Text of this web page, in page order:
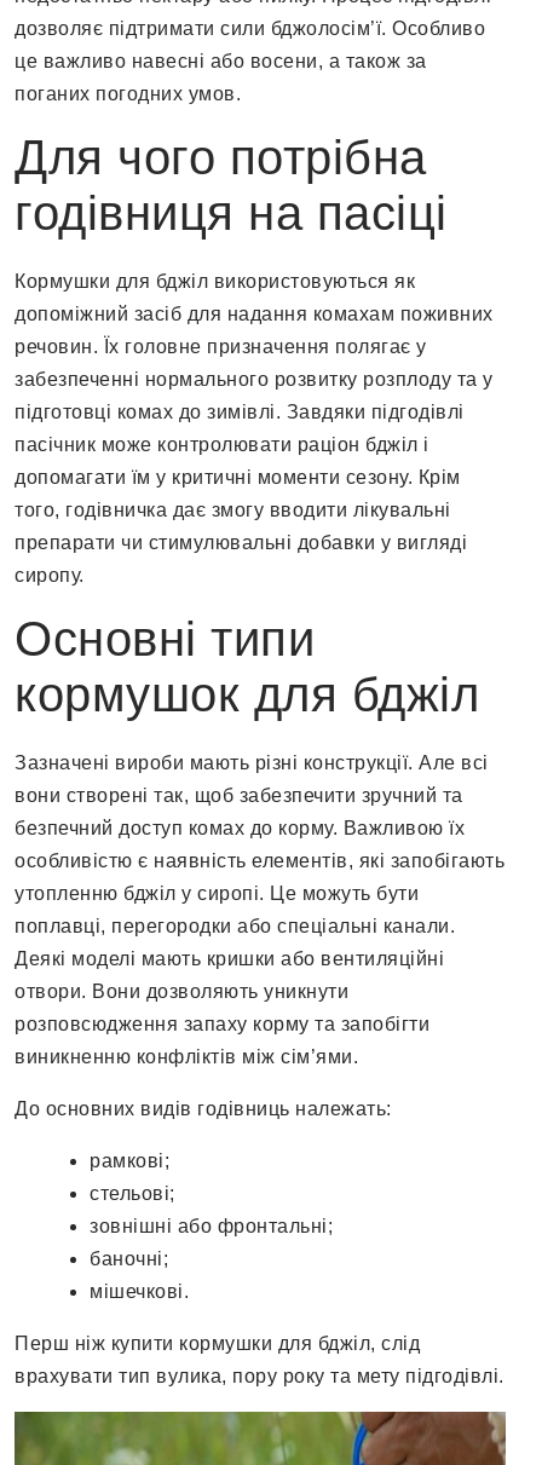
дозволяє підтримати сили бджолосім’ї. Особливо
це важливо навесні або восени, а також за
поганих погодних умов.
Для чого потрібна
годівниця на пасіці
Кормушки для бджіл використовуються як
допоміжний засіб для надання комахам поживних
речовин. Їх головне призначення полягає у
забезпеченні нормального розвитку розплоду та у
підготовці комах до зимівлі. Завдяки підгодівлі
пасічник може контролювати раціон бджіл і
допомагати їм у критичні моменти сезону. Крім
того, годівничка дає змогу вводити лікувальні
препарати чи стимулювальні добавки у вигляді
сиропу.
Основні типи
кормушок для бджіл
Зазначені вироби мають різні конструкції. Але всі
вони створені так, щоб забезпечити зручний та
безпечний доступ комах до корму. Важливою їх
особливістю є наявність елементів, які запобігають
утопленню бджіл у сиропі. Це можуть бути
поплавці, перегородки або спеціальні канали.
Деякі моделі мають кришки або вентиляційні
отвори. Вони дозволяють уникнути
розповсюдження запаху корму та запобігти
виникненню конфліктів між сім’ями.
До основних видів годівниць належать:
рамкові;
стельові;
зовнішні або фронтальні;
баночні;
мішечкові.
Перш ніж купити кормушки для бджіл, слід
врахувати тип вулика, пору року та мету підгодівлі.